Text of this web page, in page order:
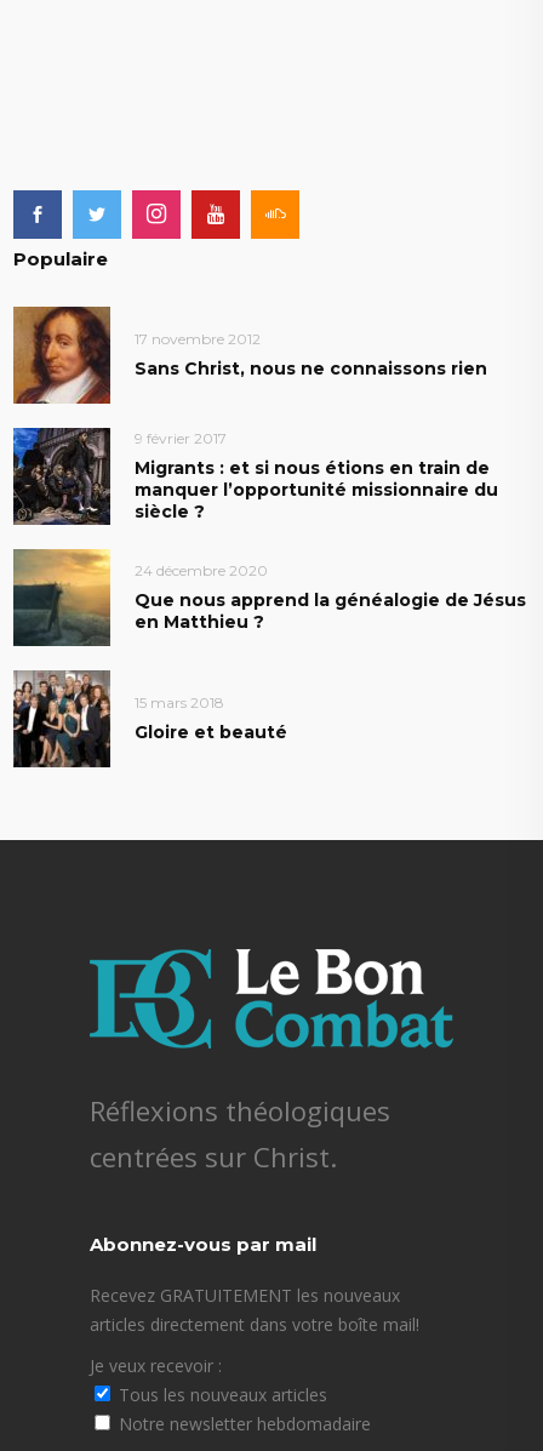
Populaire
17 novembre 2012
Sans Christ, nous ne connaissons rien
9 février 2017
Migrants : et si nous étions en train de
manquer l’opportunité missionnaire du
siècle ?
24 décembre 2020
Que nous apprend la généalogie de Jésus
en Matthieu ?
15 mars 2018
Gloire et beauté
Réflexions théologiques
centrées sur Christ.
Abonnez-vous par mail
Recevez GRATUITEMENT les nouveaux
articles directement dans votre boîte mail!
Je veux recevoir :
Tous les nouveaux articles
Notre newsletter hebdomadaire